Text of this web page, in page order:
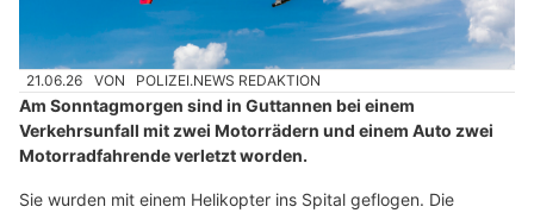
21.06.26 VON POLIZEI.NEWS REDAKTION
Am Sonntagmorgen sind in Guttannen bei einem
Verkehrsunfall mit zwei Motorrädern und einem Auto zwei
Motorradfahrende verletzt worden.
Sie wurden mit einem Helikopter ins Spital geflogen. Die